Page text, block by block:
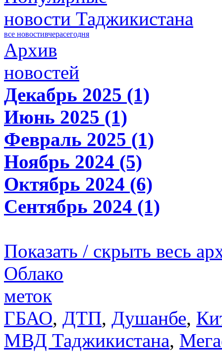
новости Таджикистана
все новостивчерасегодня
Архив
новостей
Декабрь 2025 (1)
Июнь 2025 (1)
Февраль 2025 (1)
Ноябрь 2024 (5)
Октябрь 2024 (6)
Сентябрь 2024 (1)
Показать / скрыть весь
Облако
меток
ГБАО, ДТП, Душанбе,
МВД Таджикистана,